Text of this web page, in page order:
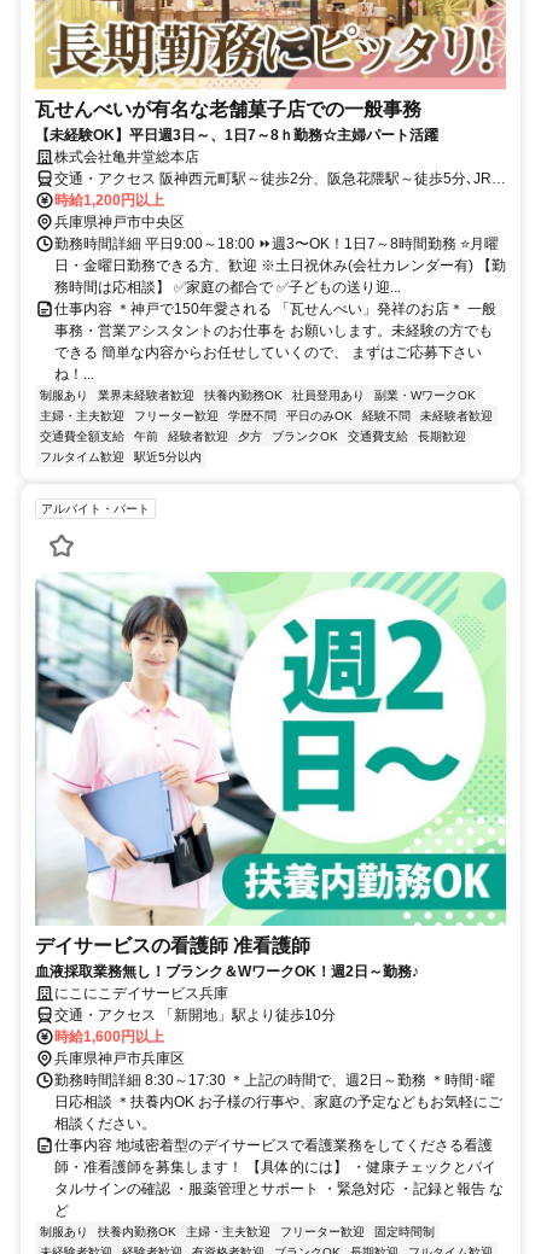
瓦せんべいが有名な老舗菓子店での一般事務
【未経験OK】平日週3日～、1日7～8ｈ勤務☆主婦パート活躍
株式会社亀井堂総本店
交通・アクセス 阪神西元町駅～徒歩2分、阪急花隈駅～徒歩5分､JR神
戸駅～徒歩7分
時給1,200円以上
兵庫県神戸市中央区
勤務時間詳細 平日9:00～18:00 ⏩週3〜OK！1日7～8時間勤務 ⭐月曜
日・金曜日勤務できる方、歓迎 ※土日祝休み(会社カレンダー有) 【勤
務時間は応相談】 ✅家庭の都合で ✅子どもの送り迎...
仕事内容 ＊神戸で150年愛される 「瓦せんべい」発祥のお店＊ 一般
事務・営業アシスタントのお仕事を お願いします。未経験の方でも
できる 簡単な内容からお任せしていくので、 まずはご応募下さい
ね！...
制服あり 業界未経験者歓迎 扶養内勤務OK 社員登用あり
副業・WワークOK
主婦・主夫歓迎
フリーター歓迎 学歴不問 平日のみOK 経験不問
未経験者歓迎
交通費全額支給
午前 経験者歓迎 夕方 ブランクOK 交通費支給
長期歓迎
フルタイム歓迎
駅近5分以内
アルバイト・パート
デイサービスの看護師 准看護師
血液採取業務無し！ブランク＆WワークOK！週2日～勤務♪
にこにこデイサービス兵庫
交通・アクセス 「新開地」駅より徒歩10分
時給1,600円以上
兵庫県神戸市兵庫区
勤務時間詳細 8:30～17:30 ＊上記の時間で、週2日～勤務 ＊時間･曜
日応相談 ＊扶養内OK お子様の行事や、家庭の予定などもお気軽にご
相談ください。
仕事内容 地域密着型のデイサービスで看護業務をしてくださる看護
師・准看護師を募集します！ 【具体的には】 ・健康チェックとバイ
タルサインの確認 ・服薬管理とサポート ・緊急対応 ・記録と報告 な
ど
制服あり 扶養内勤務OK 主婦・主夫歓迎 フリーター歓迎
固定時間制